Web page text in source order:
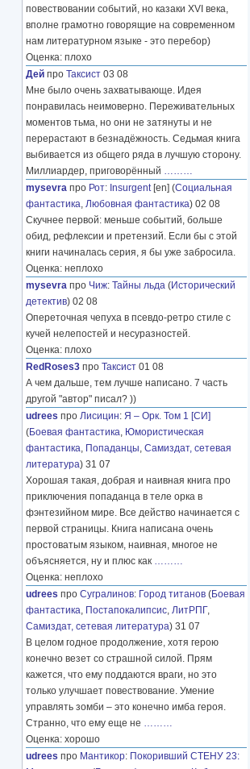
повествовании событий, но казаки XVI века,
вполне грамотно говорящие на современном
нам литературном языке - это перебор)
Оценка: плохо
Дей про Таксист 03 08
Мне было очень захватывающе. Идея
понравилась неимоверно. Переживательных
моментов тьма, но они не затянуты и не
перерастают в безнадёжность. Седьмая книга
выбивается из общего ряда в лучшую сторону.
Миллиардер, приговорённый ………
mysevra про Рот: Insurgent[en] (Социальная
фантастика, Любовная фантастика) 02 08
Скучнее первой: меньше событий, больше
обид, рефлексии и претензий. Если бы с этой
книги начиналась серия, я бы уже забросила.
Оценка: неплохо
mysevra про Чиж: Тайны льда (Исторический
детектив) 02 08
Опереточная чепуха в псевдо-ретро стиле с
кучей нелепостей и несуразностей.
Оценка: плохо
RedRoses3 про Таксист 01 08
А чем дальше, тем лучше написано. 7 часть
другой "автор" писал? ))
udrees про Лисицин: Я – Орк. Том 1 [СИ]
(Боевая фантастика, Юмористическая
фантастика, Попаданцы, Самиздат, сетевая
литература) 31 07
Хорошая такая, добрая и наивная книга про
приключения попаданца в теле орка в
фэнтезийном мире. Все действо начинается с
первой страницы. Книга написана очень
простоватым языком, наивная, многое не
объясняется, ну и плюс как ………
Оценка: неплохо
udrees про Сугралинов: Город титанов (Боевая
фантастика, Постапокалипсис, ЛитРПГ,
Самиздат, сетевая литература) 31 07
В целом годное продолжение, хотя герою
конечно везет со страшной силой. Прям
кажется, что ему поддаются враги, но это
только улучшает повествование. Умение
управлять зомби – это конечно имба героя.
Странно, что ему еще не ………
Оценка: хорошо
udrees про Мантикор: Покоривший СТЕНУ 23: